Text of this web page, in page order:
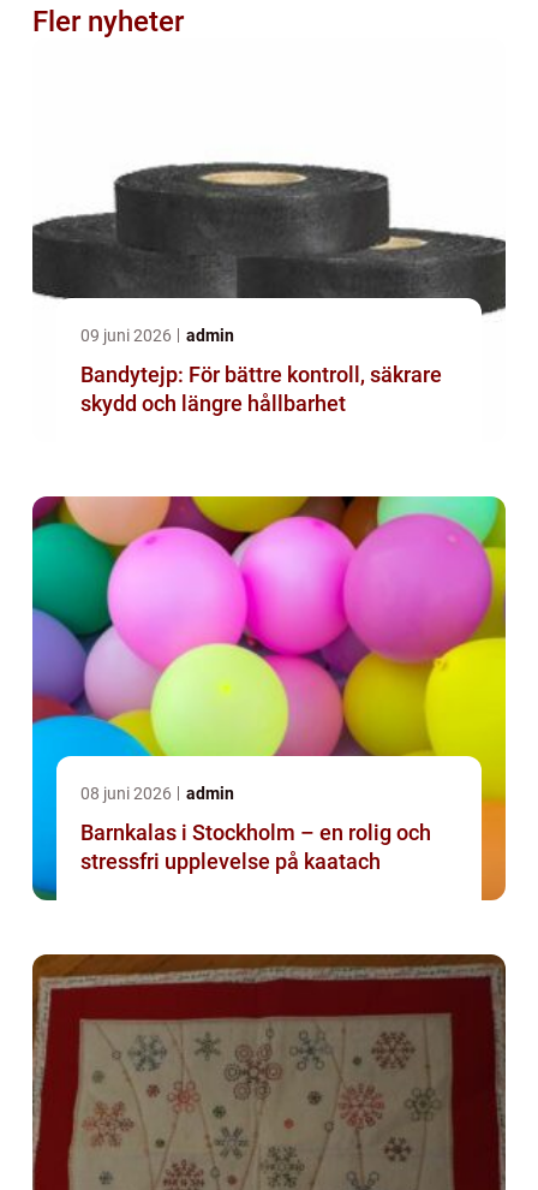
Fler nyheter
09 juni 2026 admin
Bandytejp: För bättre kontroll, säkrare
skydd och längre hållbarhet
08 juni 2026 admin
Barnkalas i Stockholm – en rolig och
stressfri upplevelse på kaatach